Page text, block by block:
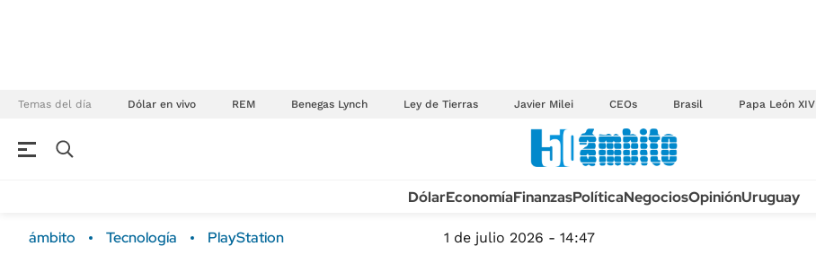
Temas del día Dólar en vivo REM Benegas Lynch Ley de Tierras Javier Milei CEOs Brasil Papa León XIV
TECNOLOGÍA
MÉXICO
DólarEconomíaFinanzasPolíticaNegociosOpiniónUruguay
ámbito Tecnología PlayStation 1 de julio 2026 - 14:47